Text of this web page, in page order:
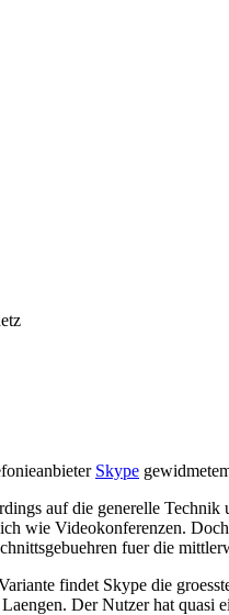
Skype
auf die generelle
wie Videokonferenzen.
fuer die
findet Skype die
Der Nutzer hat quasi